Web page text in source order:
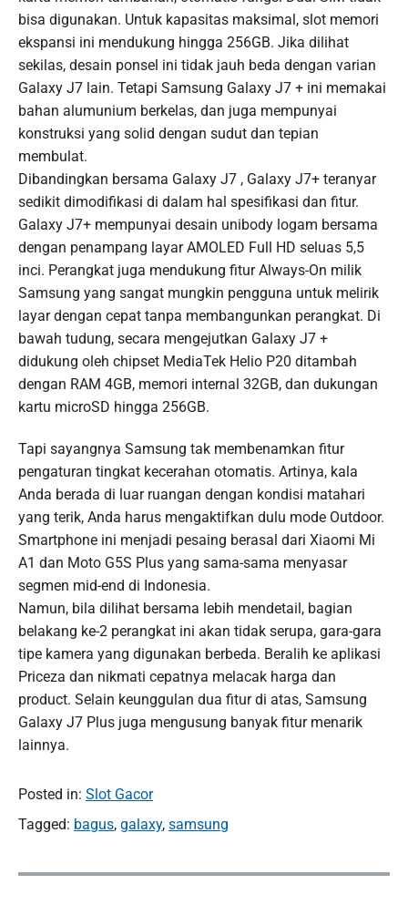
bisa digunakan. Untuk kapasitas maksimal, slot memori
ekspansi ini mendukung hingga 256GB. Jika dilihat
sekilas, desain ponsel ini tidak jauh beda dengan varian
Galaxy J7 lain. Tetapi Samsung Galaxy J7 + ini memakai
bahan alumunium berkelas, dan juga mempunyai
konstruksi yang solid dengan sudut dan tepian
membulat.
Dibandingkan bersama Galaxy J7 , Galaxy J7+ teranyar
sedikit dimodifikasi di dalam hal spesifikasi dan fitur.
Galaxy J7+ mempunyai desain unibody logam bersama
dengan penampang layar AMOLED Full HD seluas 5,5
inci. Perangkat juga mendukung fitur Always-On milik
Samsung yang sangat mungkin pengguna untuk melirik
layar dengan cepat tanpa membangunkan perangkat. Di
bawah tudung, secara mengejutkan Galaxy J7 +
didukung oleh chipset MediaTek Helio P20 ditambah
dengan RAM 4GB, memori internal 32GB, dan dukungan
kartu microSD hingga 256GB.
Tapi sayangnya Samsung tak membenamkan fitur
pengaturan tingkat kecerahan otomatis. Artinya, kala
Anda berada di luar ruangan dengan kondisi matahari
yang terik, Anda harus mengaktifkan dulu mode Outdoor.
Smartphone ini menjadi pesaing berasal dari Xiaomi Mi
A1 dan Moto G5S Plus yang sama-sama menyasar
segmen mid-end di Indonesia.
Namun, bila dilihat bersama lebih mendetail, bagian
belakang ke-2 perangkat ini akan tidak serupa, gara-gara
tipe kamera yang digunakan berbeda. Beralih ke aplikasi
Priceza dan nikmati cepatnya melacak harga dan
product. Selain keunggulan dua fitur di atas, Samsung
Galaxy J7 Plus juga mengusung banyak fitur menarik
lainnya.
Posted in: Slot Gacor
Tagged: bagus, galaxy, samsung
N